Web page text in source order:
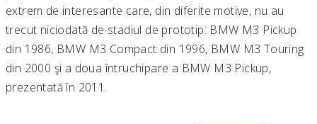
extrem de interesante care, din diferite motive, nu au
trecut niciodată de stadiul de prototip: BMW M3 Pickup
din 1986, BMW M3 Compact din 1996, BMW M3 Touring
din 2000 şi a doua întruchipare a BMW M3 Pickup,
prezentată în 2011.